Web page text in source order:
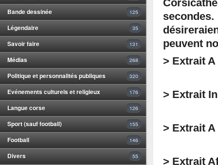
Bande dessinée 125
Légendaire 35
Savoir faire 131
Médias 268
Politique et personnalités publiques 320
Evénements culturels et religieux 176
Langue corse 126
Sport (sauf football) 155
Football 146
Divers 55
peuvent
> Extrait
> Extrait
> Extrait
> Extrait